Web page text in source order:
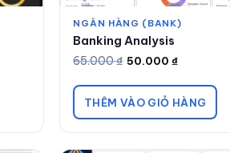
NGÂN HÀNG (BANK)
Banking Analysis
65.000₫
Giá
là:
65.000 ₫.
50.000 ₫
Giá
tại
50.000 ₫.
THÊM VÀO GIỎ HÀNG